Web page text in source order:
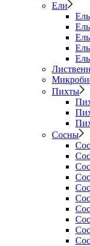
Ели
Пихты
Сосны